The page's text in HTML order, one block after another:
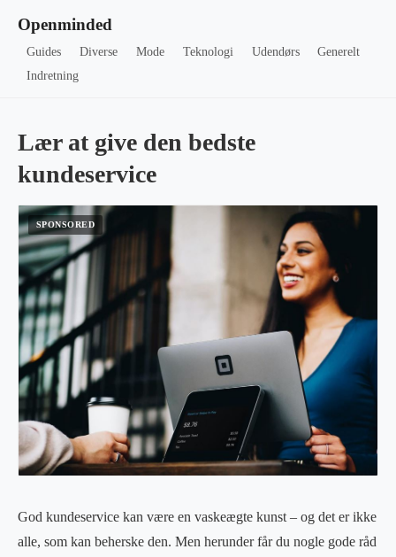
Openminded
Guides Diverse Mode Teknologi Udendørs
Generelt
Indretning
Lær at give den bedste
kundeservice
God kundeservice kan være en vaskeægte kunst – og det er ikke
alle, som kan beherske den. Men herunder får du nogle gode råd